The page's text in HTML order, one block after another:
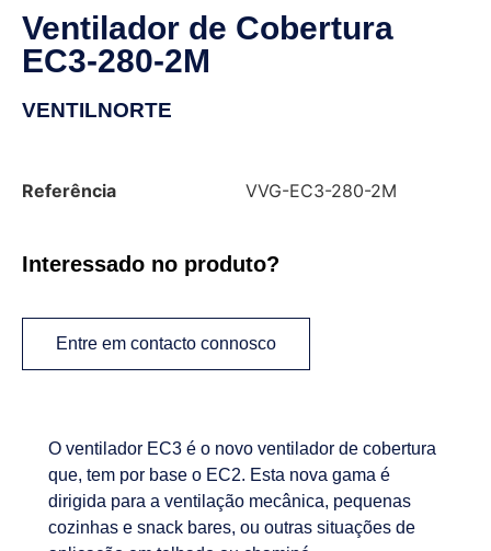
Ventilador de Cobertura
EC3-280-2M
VENTILNORTE
Referência VVG-EC3-280-2M
Interessado no produto?
Entre em contacto connosco
O ventilador EC3 é o novo ventilador de cobertura
que, tem por base o EC2. Esta nova gama é
dirigida para a ventilação mecânica, pequenas
cozinhas e snack bares, ou outras situações de